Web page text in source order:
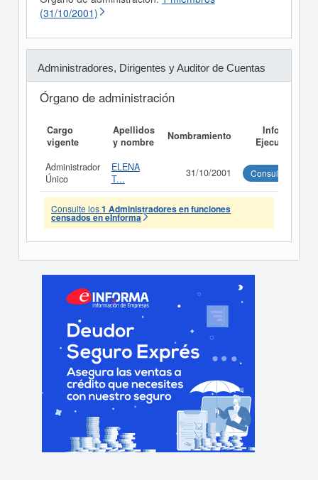
(31/10/2001)
Administradores, Dirigentes y Auditor de Cuentas
Órgano de administración
Cargo
vigente
Apellidos
y nombre
Nombramiento
Informe
Ejecutivo
Administrador
Único
ELENA
T...
31/10/2001 Consultar
Consulte los1 Administradores en funciones
censados en eInforma